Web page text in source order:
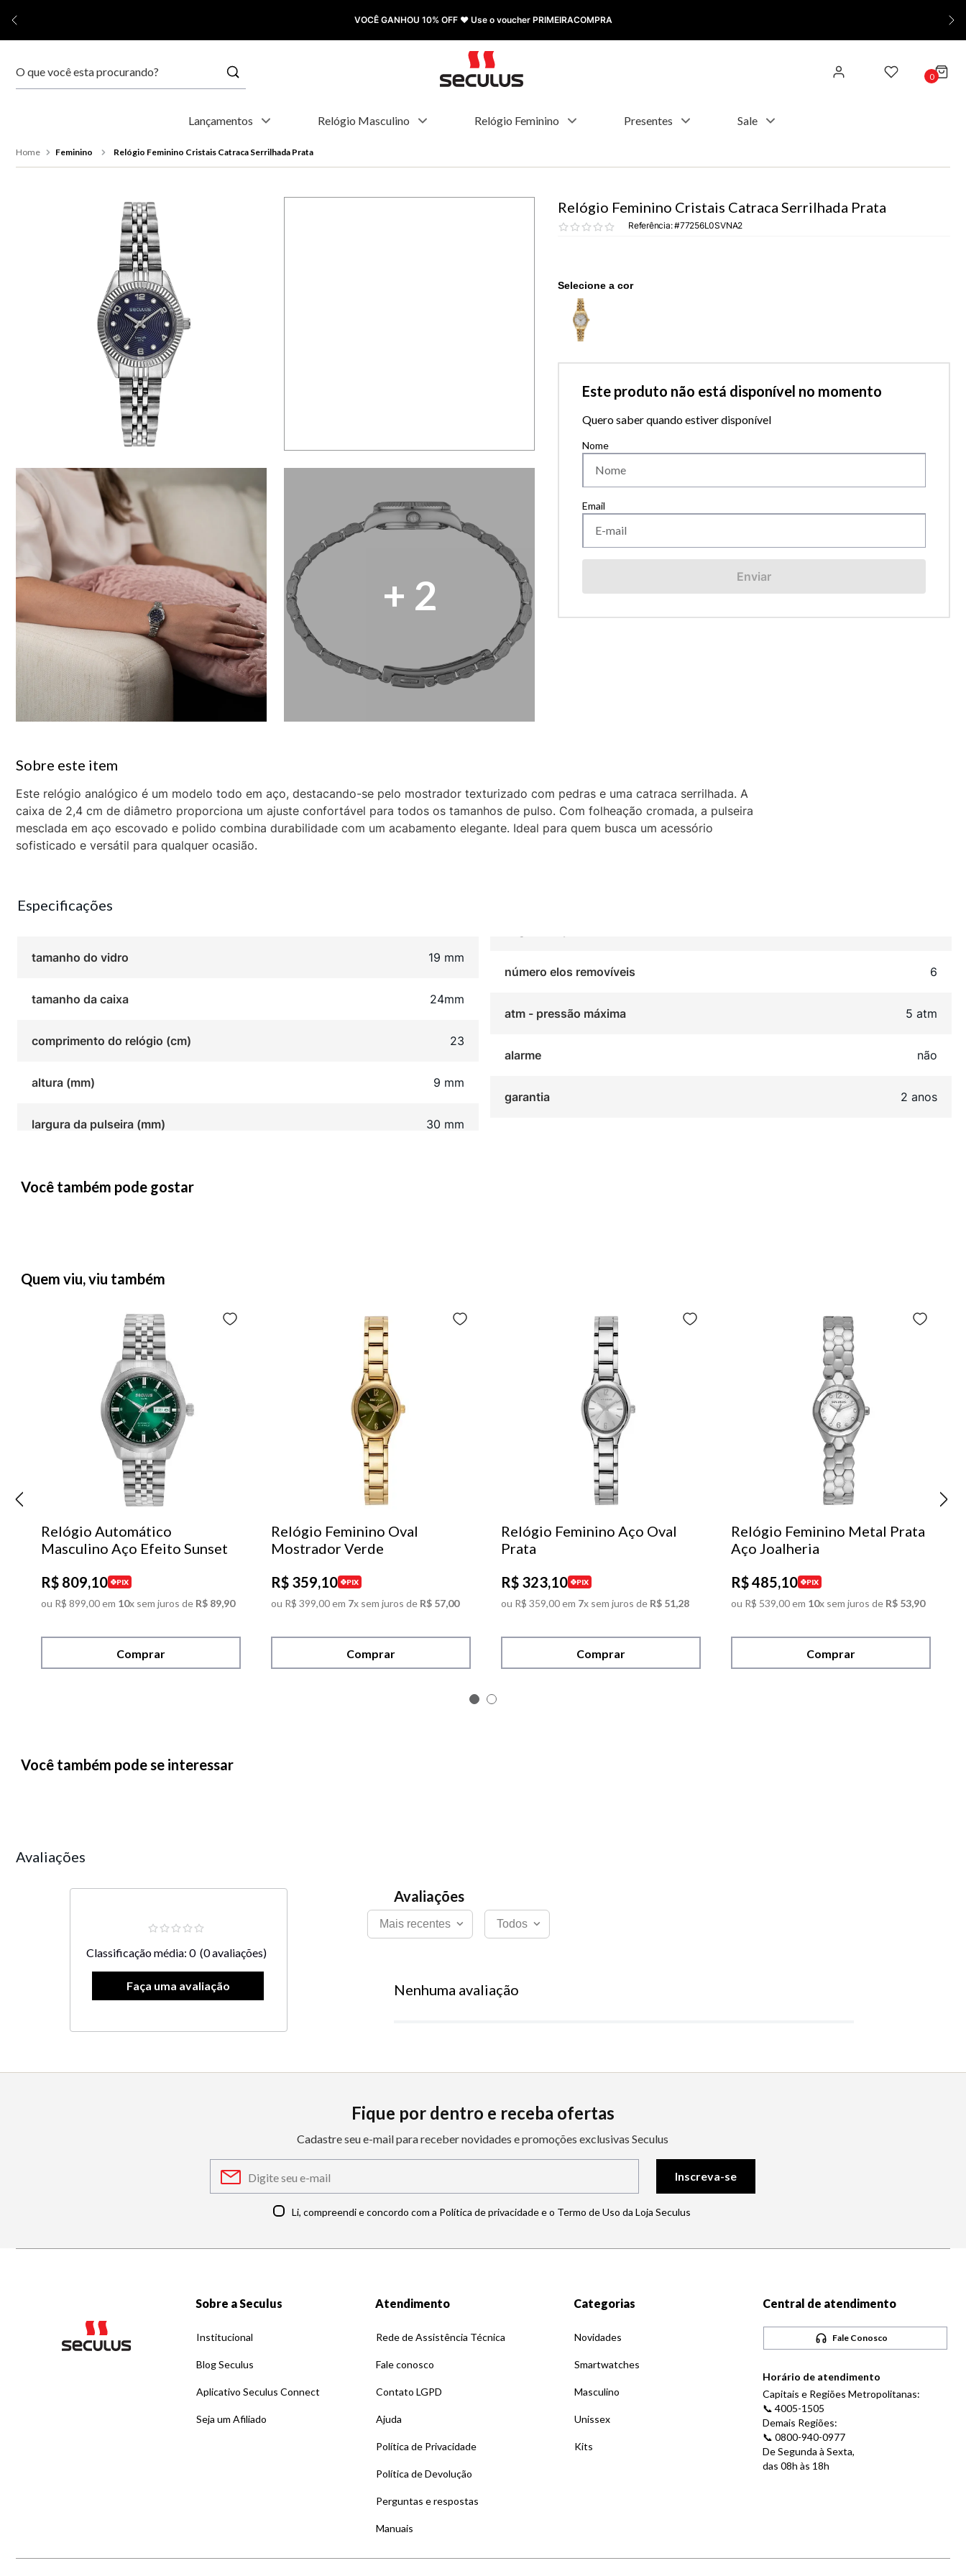
FRETE GRÁTIS à partir de R$ 499,00
0
Lançamentos Relógio Masculino Relógio Feminino Presentes Sale
Feminino Relógio Feminino Cristais Catraca Serrilhada Prata
+ 2
Relógio Feminino Cristais Catraca Serrilhada Prata
Referência: 77256L0SVNA2
Este produto não está disponível no momento
Quero saber quando estiver disponível
Enviar
Este relógio analógico é um modelo todo em aço, destacando-se pelo mostrador texturizado com pedras e uma catraca serrilhada. A
caixa de 2,4 cm de diâmetro proporciona um ajuste confortável para todos os tamanhos de pulso. Com folheação cromada, a pulseira
mesclada em aço escovado e polido combina durabilidade com um acabamento elegante. Ideal para quem busca um acessório
sofisticado e versátil para qualquer ocasião.
Especificações
tamanho do vidro 19 mm
tamanho da caixa 24mm
comprimento do relógio (cm) 23
altura (mm) 9 mm
largura da pulseira (mm) 30 mm
número elos removíveis 6
atm - pressão máxima 5 atm
alarme não
garantia 2 anos
Você também pode gostar
Quem viu, viu também
Relógio Automático
Masculino Aço Efeito Sunset
R$ 809,10 PIX
ou R$ 899,00em 10x sem juros de R$ 89,90
Comprar
Relógio Feminino Oval
Mostrador Verde
R$ 359,10 PIX
ou R$ 399,00em 7x sem juros de R$ 57,00
Comprar
Relógio Feminino Aço Oval
Prata
R$ 323,10 PIX
ou R$ 359,00em 7x sem juros de R$ 51,28
Comprar
Relógio Feminino Metal Prata
Aço Joalheria
R$485,10 PIX
ou R$ 539,00em 10x sem juros de R$ 53,90
Comprar
Você também pode se interessar
Avaliações
Classificação média: 0 (0 avaliações)
Mais recentes Todos
Nenhuma avaliação
Fique por dentro e receba ofertas
Cadastre seu e-mail para receber novidades e promoções exclusivas Seculus
Inscreva-se
Li, compreendi e concordo com a Política de privacidade e o Termo de Uso da Loja Seculus
Sobre a Seculus
Institucional
Blog Seculus
Aplicativo Seculus Connect
Seja um Afiliado
Atendimento
Rede de Assistência Técnica
Fale conosco
Contato LGPD
Ajuda
Política de Privacidade
Política de Devolução
Perguntas e respostas
Manuais
Categorias
Novidades
Smartwatches
Masculino
Unissex
Kits
Central de atendimento
Fale Conosco
Horário de atendimento
Capitais e Regiões Metropolitanas:
📞 4005-1505
Demais Regiões:
📞 0800-940-0977
De Segunda à Sexta,
das 08h às 18h
1 º relógio feminino
automático
dourado
relógio feminino rose
9º masculino
10 cerâmica